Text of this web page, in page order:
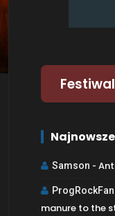
Samson -
ProgRockFan
manure to the